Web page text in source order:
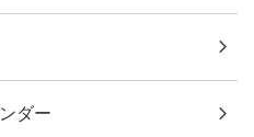
ダー